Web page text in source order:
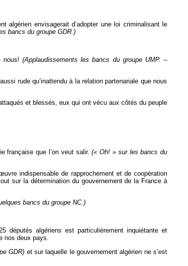
algérien envisagerait d’adopter une loi criminalisant le
bancs du groupe GDR.)
nous!(Applaudissements les bancs du groupe UMP. –
rude qu’inattendu à la relation partenariale que nous
et blessés, eux qui ont vécu aux côtés du peuple
française que l’on veut salir.(« Oh! » sur les bancs du
indispensable de rapprochement et de coopération
sur la détermination du gouvernement de la France à
bancs du groupe NC.)
députés algériens est particulièrement inquiétante et
nos deux pays.
GDR) et sur laquelle le gouvernement algérien ne s’est